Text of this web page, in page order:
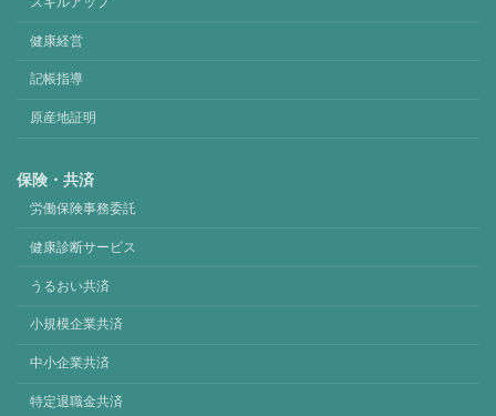
健康経営
記帳指導
原産地証明
保険・共済
労働保険事務委託
健康診断サービス
うるおい共済
小規模企業共済
中小企業共済
特定退職金共済